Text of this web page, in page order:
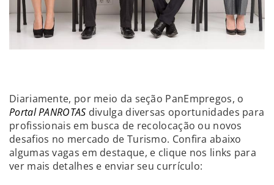
Diariamente, por meio da seção PanEmpregos, o
Portal PANROTAS divulga diversas oportunidades para
profissionais em busca de recolocação ou novos
desafios no mercado de Turismo. Confira abaixo
algumas vagas em destaque, e clique nos links para
ver mais detalhes e enviar seu currículo: